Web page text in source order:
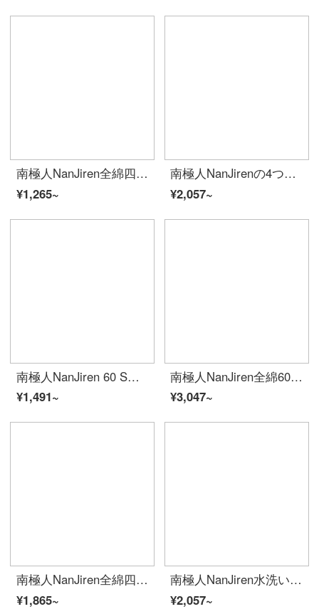
南極人NanJiren全綿四点セットダブル1.5/1.8メートルベッド用品4布団カバー200*230 cmベッドシーツ枕カバー水のようです。
¥1,265~
南極人NanJirenの4つのセットの綿の綿の綿のサテンの結婚祝いセット新婚大紅の純綿のシーツ布団カバーの枕カバーの1.5メートルのベッドの200*230 cm
¥2,057~
南極人NanJiren 60 S本の長い綿綿綿の4点セットの綿刺繍の純色シンプルセットベッド用品結婚祝い100%純綿布団カバーシーツ枕カバー1.5/1.8メートルベッド
¥1,491~
南極人NanJiren全綿60本の綿花の綿の綿の刺繍四点セット220*240 cm寝具結婚祝い1.8/2 m純綿布団カバーシーツ枕カバー
¥3,047~
南極人NanJiren全綿四点セット純綿シンプル刺繍ベッドセットダブルベッド布団セット200*230 cmシーツ枕カバー1.5/1.8メートルベッド
¥1,865~
南極人NanJiren水洗い綿四点セット綿日本式ホテル寝具純綿布団カバー200*230 cmシーツ枕カバー1.5 m/1.8 mベッド
¥2,057~